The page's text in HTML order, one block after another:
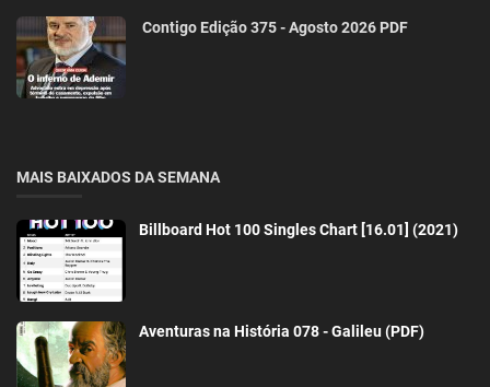
Contigo Edição 375 - Agosto 2026 PDF
MAIS BAIXADOS DA SEMANA
Billboard Hot 100 Singles Chart [16.01] (2021)
Aventuras na História 078 - Galileu (PDF)